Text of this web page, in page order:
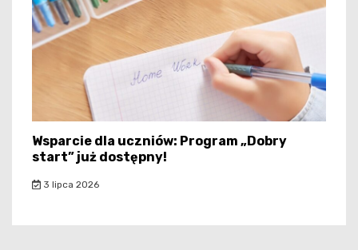
Wsparcie dla uczniów: Program „Dobry
start” już dostępny!
3 lipca 2026